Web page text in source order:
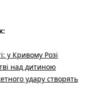
у Кривому Розі
над дитиною
удару створять